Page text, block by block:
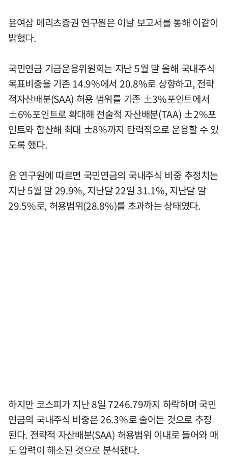
윤여삼 메리츠증권 연구원은 이날 보고서를 통해 이같이
밝혔다.
국민연금 기금운용위원회는 지난 5월 말 올해 국내주식
목표비중을 기존 14.9%에서 20.8%로 상향하고, 전략
적자산배분(SAA) 허용 범위를 기존 ±3%포인트에서
±6%포인트로 확대해 전술적 자산배분(TAA) ±2%포
인트와 합산해 최대 ±8%까지 탄력적으로 운용할 수 있
도록 했다.
윤 연구원에 따르면 국민연금의 국내주식 비중 추정치는
지난 5월 말 29.9%, 지난달 22일 31.1%, 지난달 말
29.5%로, 허용범위(28.8%)를 초과하는 상태였다.
하지만 코스피가 지난 8일 7246.79까지 하락하며 국민
연금의 국내주식 비중은 26.3%로 줄어든 것으로 추정
된다. 전략적 자산배분(SAA) 허용범위 이내로 들어와 매
도 압력이 해소된 것으로 분석됐다.